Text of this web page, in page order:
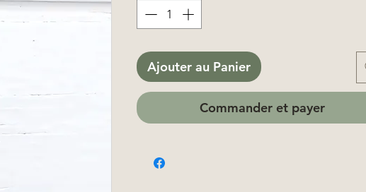
Ajouter au Panier
Commander et payer